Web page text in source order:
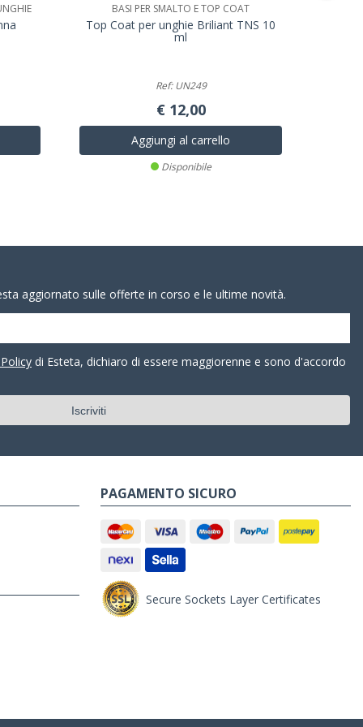
BASI PER SMALTO E TOP COAT
Top Coat per unghie Briliant TNS 10
ml
Ref: UN249
€ 12,00
Aggiungi al carrello
Disponibile
aggiornato sulle offerte in corso e le ultime novità.
di Esteta, dichiaro di essere maggiorenne e sono d'accordo
PAGAMENTO SICURO
Secure Sockets Layer Certificates